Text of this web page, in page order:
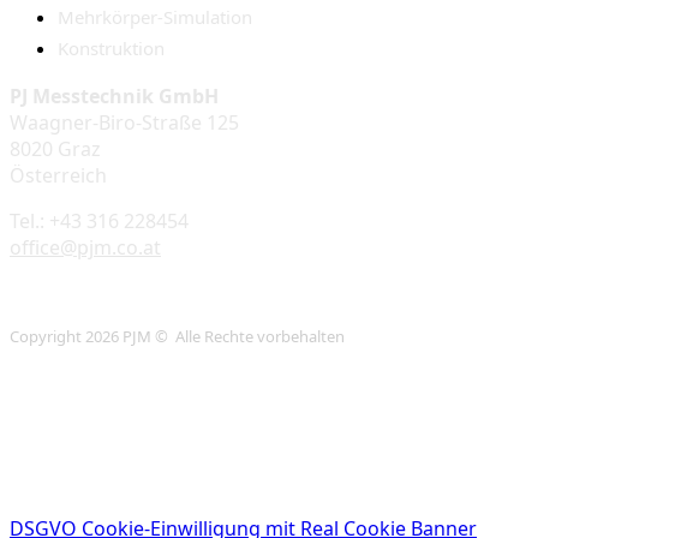
Mehrkörper-Simulation
Konstruktion
PJ Messtechnik GmbH
Waagner-Biro-Straße 125
8020 Graz
Österreich
Tel.: +43 316 228454
office@pjm.co.at
Copyright 2026 PJM © Alle Rechte vorbehalten
DSGVO Cookie-Einwilligung mit Real Cookie Banner